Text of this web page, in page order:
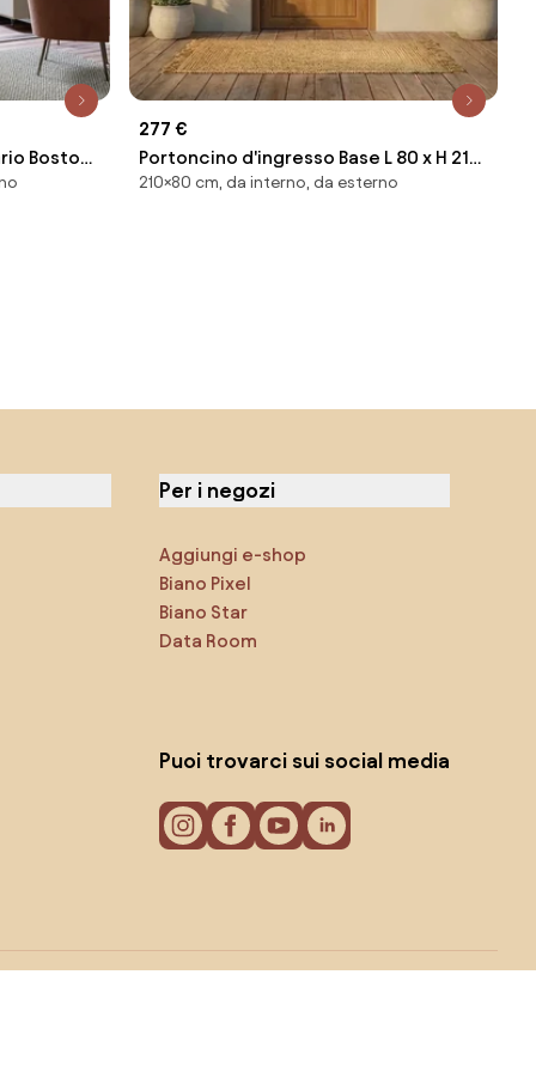
Boston
cm
277 €
Portoncino d'ingresso Base L 80 x H 210
cm in PVC noce, apertura spingere a
210×80 cm, da interno, da esterno
Per i negozi
Aggiungi e-shop
Biano Pixel
Biano Star
Data Room
Puoi trovarci sui social media